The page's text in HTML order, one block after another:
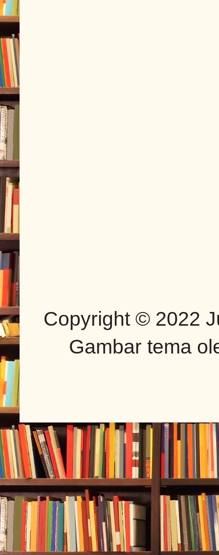
Copyright © 2022
Gambar tema